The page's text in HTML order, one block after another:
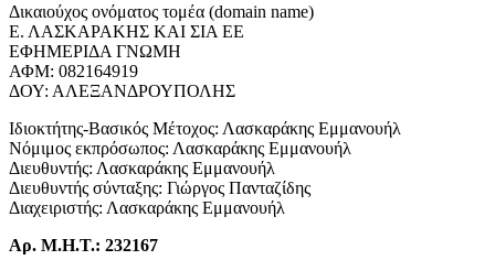
Δικαιούχος ονόματος τομέα (domain name)
Ε. ΛΑΣΚΑΡΑΚΗΣ ΚΑΙ ΣΙΑ ΕΕ
ΕΦΗΜΕΡΙΔΑ ΓΝΩΜΗ
ΑΦΜ: 082164919
ΔΟΥ: ΑΛΕΞΑΝΔΡΟΥΠΟΛΗΣ
Ιδιοκτήτης-Βασικός Μέτοχος: Λασκαράκης Εμμανουήλ
Νόμιμος εκπρόσωπος: Λασκαράκης Εμμανουήλ
Διευθυντής: Λασκαράκης Εμμανουήλ
Διευθυντής σύνταξης: Γιώργος Πανταζίδης
Διαχειριστής: Λασκαράκης Εμμανουήλ
Αρ. Μ.Η.Τ.: 232167